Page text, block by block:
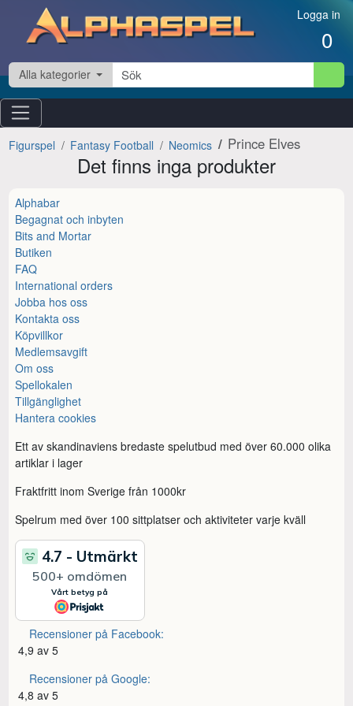
Hoppa till innehåll Logga in
0
Alla kategorier
Figurspel Fantasy Football Neomics Prince Elves
Det finns inga produkter
Alphabar
Begagnat och inbyten
Bits and Mortar
Butiken
FAQ
International orders
Jobba hos oss
Kontakta oss
Köpvillkor
Medlemsavgift
Om oss
Spellokalen
Tillgänglighet
Hantera cookies
Ett av skandinaviens bredaste spelutbud med över 60.000 olika
artiklar i lager
Fraktfritt inom Sverige från 1000kr
Spelrum med över 100 sittplatser och aktiviteter varje kväll
Recensioner på Facebook:
4,9 av 5
Recensioner på Google:
4,8 av 5